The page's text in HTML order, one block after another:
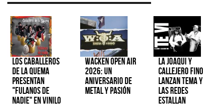
Los Caballeros
de la Quema
presentan
"Fulanos de
Nadie" en vinilo
Wacken Open Air
2026: Un
aniversario de
metal y pasión
La Joaqui y
Callejero Fino
lanzan tema y
las redes
estallan